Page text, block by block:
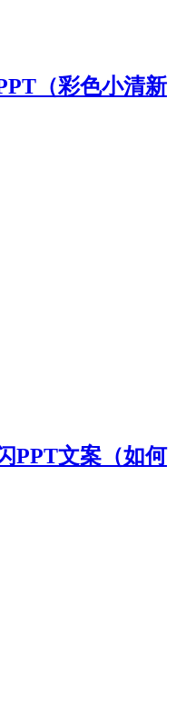
（彩色小清新
PPT文案（如何